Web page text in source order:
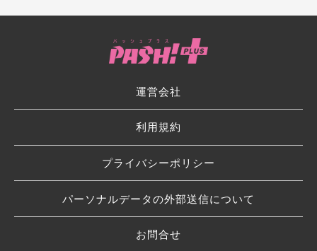
運営会社
利用規約
プライバシーポリシー
パーソナルデータの外部送信について
お問合せ